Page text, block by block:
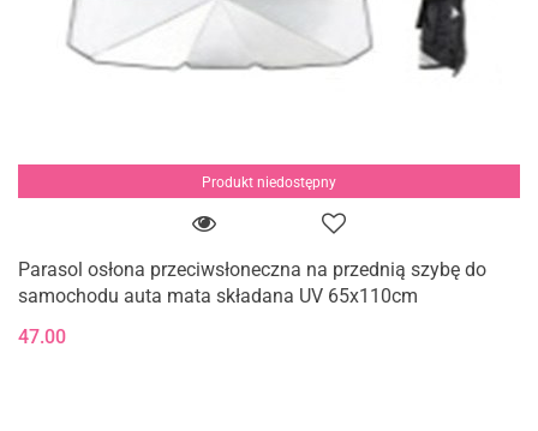
Produkt niedostępny
Parasol osłona przeciwsłoneczna na przednią szybę do
samochodu auta mata składana UV 65x110cm
47.00